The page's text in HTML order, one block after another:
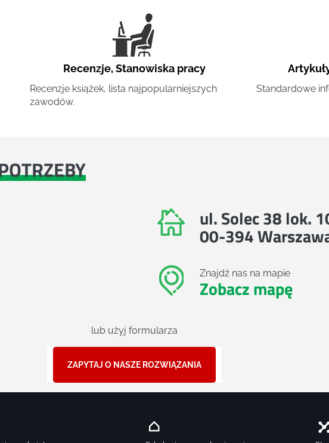
Recenzje,Stanowiska pracy
Recenzje książek, lista najpopularniejszych
zawodów.
Standardowe
ul. Solec 38 lok.
00-394
Znajdź nas na mapie
Zobacz mapę
lub użyj formularza
ZAPYTAJ O NASZE ROZWIĄZANIA